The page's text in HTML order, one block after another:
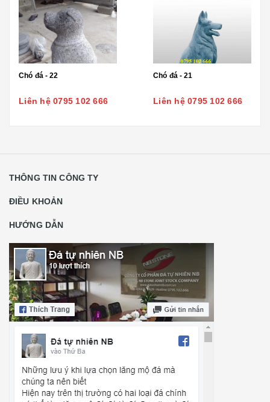
Chó đá - 22
Liên hệ 0795 102 666
Chó đá - 21
Liên hệ 0795 102 666
THÔNG TIN CÔNG TY
ĐIỀU KHOẢN
HƯỚNG DẪN